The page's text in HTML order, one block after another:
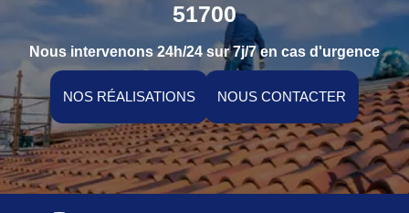
51700
Nous intervenons 24h/24 sur 7j/7 en cas d'urgence
NOS RÉALISATIONS NOUS CONTACTER